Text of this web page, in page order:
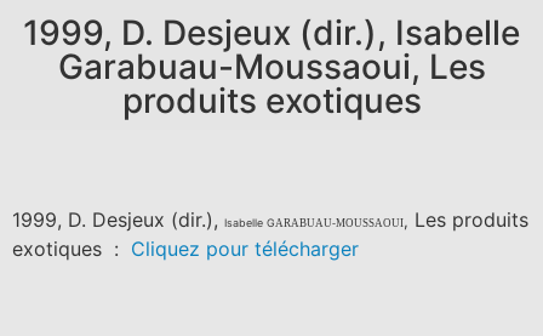
1999, D. Desjeux (dir.), Isabelle
Garabuau-Moussaoui, Les
produits exotiques
1999, D. Desjeux (dir.), Isabelle G ARABUAU-MOUSSAOUI, Les produits
exotiques : Cliquez pour télécharger